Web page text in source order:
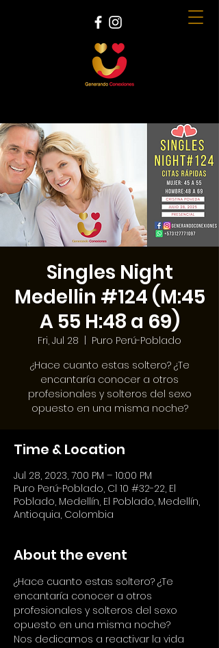
Singles Night
Medellin #124 (M:45
A 55 H:48 a 69)
Fri, Jul 28
Puro Perú-Poblado
¿Hace cuanto estas soltero? ¿Te
encantaría conocer a otros
profesionales y solteros del sexo
opuesto en una misma noche?
Time & Location
Jul 28, 2023, 7:00 PM – 10:00 PM
Puro Perú-Poblado, Cl 10 #32-22, El
Poblado, Medellín, El Poblado, Medellín,
Antioquia, Colombia
About the event
¿Hace cuanto estas soltero? ¿Te
encantaría conocer a otros
profesionales y solteros del sexo
opuesto en una misma noche?
Nos dedicamos a reactivar la vida